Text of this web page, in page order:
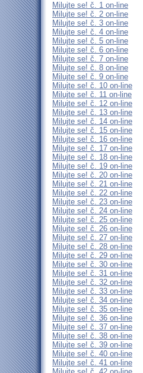
Milujte se! č. 1 on-line
Milujte se! č. 2 on-line
Milujte se! č. 3 on-line
Milujte se! č. 4 on-line
Milujte se! č. 5 on-line
Milujte se! č. 6 on-line
Milujte se! č. 7 on-line
Milujte se! č. 8 on-line
Milujte se! č. 9 on-line
Milujte se! č. 10 on-line
Milujte se! č. 11 on-line
Milujte se! č. 12 on-line
Milujte se! č. 13 on-line
Milujte se! č. 14 on-line
Milujte se! č. 15 on-line
Milujte se! č. 16 on-line
Milujte se! č. 17 on-line
Milujte se! č. 18 on-line
Milujte se! č. 19 on-line
Milujte se! č. 20 on-line
Milujte se! č. 21 on-line
Milujte se! č. 22 on-line
Milujte se! č. 23 on-line
Milujte se! č. 24 on-line
Milujte se! č. 25 on-line
Milujte se! č. 26 on-line
Milujte se! č. 27 on-line
Milujte se! č. 28 on-line
Milujte se! č. 29 on-line
Milujte se! č. 30 on-line
Milujte se! č. 31 on-line
Milujte se! č. 32 on-line
Milujte se! č. 33 on-line
Milujte se! č. 34 on-line
Milujte se! č. 35 on-line
Milujte se! č. 36 on-line
Milujte se! č. 37 on-line
Milujte se! č. 38 on-line
Milujte se! č. 39 on-line
Milujte se! č. 40 on-line
Milujte se! č. 41 on-line